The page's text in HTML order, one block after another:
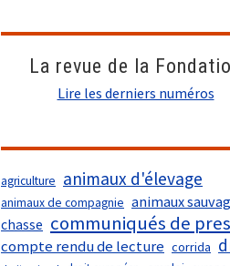
La revue de la
Lire les derniers numéros
agriculture animaux d'élevage
animaux de compagnie animaux
chasse communiqués de
compte rendu de lecture corrida